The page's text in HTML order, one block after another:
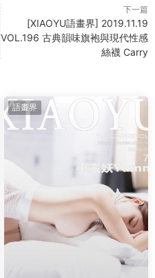
下一篇
[XIAOYU語畫界] 2019.11.19
VOL.196 古典韻味旗袍與現代性感
絲襪 Carry
語畫界